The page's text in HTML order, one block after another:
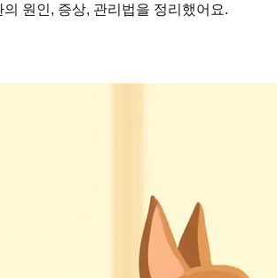
원인, 증상, 관리법을 정리했어요.